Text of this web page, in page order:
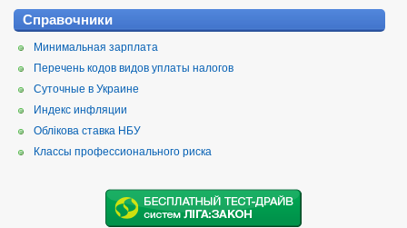
Справочники
Минимальная зарплата
Перечень кодов видов уплаты налогов
Суточные в Украине
Индекс инфляции
Облікова ставка НБУ
Классы профессионального риска